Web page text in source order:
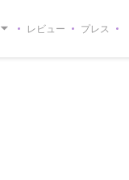
レビュー プレス